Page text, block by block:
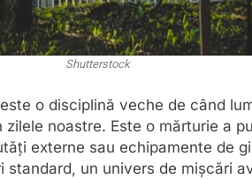
Shutterstock
o disciplină veche de când
noastre. Este o mărturie a
externe sau echipamente de
un univers de mișcări